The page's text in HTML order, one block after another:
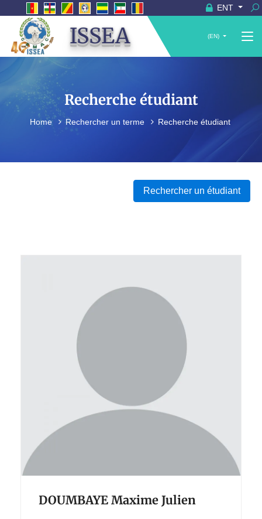
ENT
ISSEA (EN)
Recherche étudiant
Home Rechercher un terme Recherche étudiant
Rechercher un étudiant
DOUMBAYE Maxime Julien